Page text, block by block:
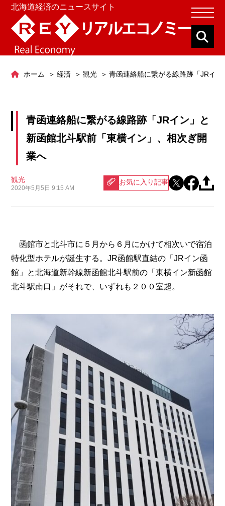
北海道経済のニュースサイト
ホーム 経済 観光 青函連絡船に繋がる線路跡「JRイ
青函連絡船に繋がる線路跡「JRイン」と
新函館北斗駅前「東横イン」、相次ぎ開
業へ
観光
2020年5月5日 9:15 AM
お気に入り記事
函館市と北斗市に５月から６月にかけて相次いで宿泊
特化型ホテルが誕生する。JR函館駅直結の「JRイン函
館」と北海道新幹線新函館北斗駅前の「東横イン新函館
北斗駅南口」がそれで、いずれも２００室超。